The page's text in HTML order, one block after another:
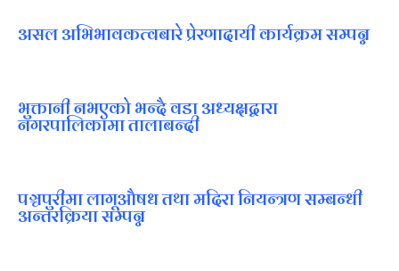
असल अभिभावकत्वबारे प्रेरणादायी कार्यक्रम सम्पन्न
भुक्तानी नभएको भन्दै वडा अध्यक्षद्वारा
नगरपालिकामा तालाबन्दी
पञ्चपुरीमा लागूऔषध तथा मदिरा नियन्त्रण सम्बन्धी
अन्तरक्रिया सम्पन्न